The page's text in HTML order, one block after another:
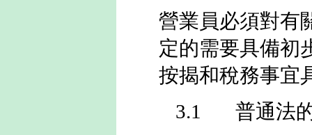
營業員必須對有
定的需要具備初
按揭和稅務事宜
3.1普通法